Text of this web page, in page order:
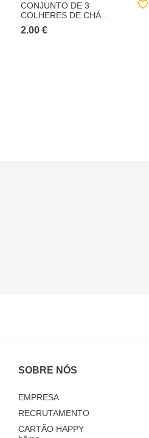
CONJUNTO DE 3
COLHERES DE CHÁ
CLÁSSICO
2.00 €
SOBRE NÓS
EMPRESA
RECRUTAMENTO
CARTÃO HAPPY